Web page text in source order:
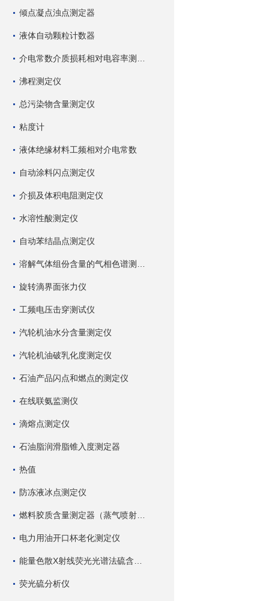
倾点凝点浊点测定器
液体自动颗粒计数器
沸程测定仪
总污染物含量测定仪
粘度计
液体绝缘材料工频相对介电常数
自动涂料闪点测定仪
介损及体积电阻测定仪
水溶性酸测定仪
自动苯结晶点测定仪
旋转滴界面张力仪
工频电压击穿测试仪
汽轮机油水分含量测定仪
汽轮机油破乳化度测定仪
石油产品闪点和燃点的测定仪
在线联氨监测仪
滴熔点测定仪
石油脂润滑脂锥入度测定器
热值
防冻液冰点测定仪
电力用油开口杯老化测定仪
荧光硫分析仪